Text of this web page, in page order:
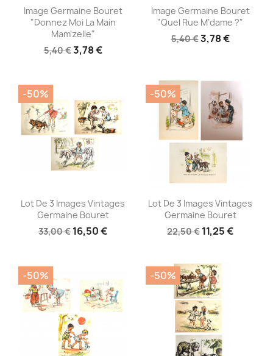
Aperçu rapide
Image Germaine Bouret
"Donnez Moi La Main
Mam'zelle"
5,40 €3,78 €
Aperçu rapide
Image Germaine Bouret
"Quel Rue M’dame ?"
5,40 €3,78 €
Aperçu rapide
Lot De 3 Images Vintages
Germaine Bouret
33,00 € 16,50 €
-50%
Aperçu rapide
Lot De 3 Images Vintages
Germaine Bouret
22,50 € 11,25 €
-50%
-50% -50%